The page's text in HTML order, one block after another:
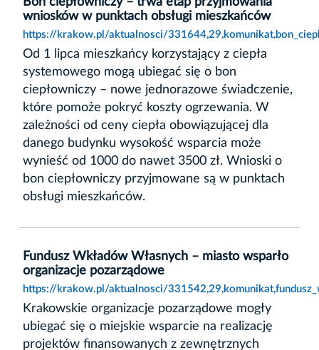
wniosków w punktach obsługi mieszkańców
https://krakow.pl/aktualnosci/
Od 1 lipca mieszkańcy korzystający z ciepła
systemowego mogą ubiegać się o bon
ciepłowniczy – nowe jednorazowe świadczenie,
które pomoże pokryć koszty ogrzewania. W
zależności od ceny ciepła obowiązującej dla
danego budynku wysokość wsparcia może
wynieść od 1000 do nawet 3500 zł. Wnioski o
bon ciepłowniczy przyjmowane są w punktach
obsługi mieszkańców.
Fundusz Wkładów Własnych – miasto wsparło
organizacje pozarządowe
https://krakow.pl/aktualnosci/
Krakowskie organizacje pozarządowe mogły
ubiegać się o miejskie wsparcie na realizację
projektów finansowanych z zewnętrznych